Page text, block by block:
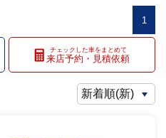
1
チェックした車をまとめて
来店予約・見積依頼